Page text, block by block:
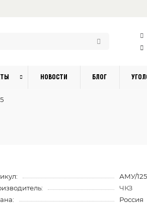
НОВОСТИ БЛОГ
АМУ/
ЧКЗ
Россия